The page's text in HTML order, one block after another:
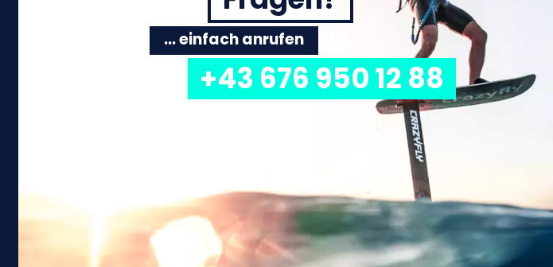
... einfach anrufen
+43 676 950 12 88